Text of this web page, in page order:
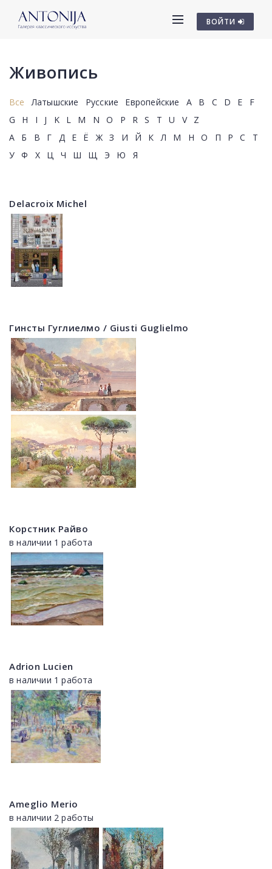
ВОЙТИ
Живопись
Все Латышские Русские Европейские A B C D E
F
G
H I J K L M N O P R S T U V
Z
А
Б В Г Д Е Ё Ж З И Й К Л М Н О П Р С
Т
У
Ф Х Ц Ч Ш Щ Э Ю Я
Delacroix Michel
Гинсты Гуглиелмо / Giusti Guglielmo
Корстник Райво
в наличии 1 работа
Adrion Lucien
в наличии 1 работа
Ameglio Merio
в наличии 2 работы